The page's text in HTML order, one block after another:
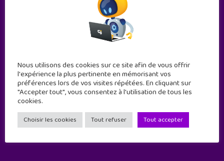
Abonne-toi !
11 numéros par an
Nous utilisons des cookies sur ce site afin de vous offrir
l'expérience la plus pertinente en mémorisant vos
préférences lors de vos visites répétées. En cliquant sur
"Accepter tout", vous consentez à l'utilisation de tous les
cookies.
Choisir les cookies Tout refuser Tout accepter